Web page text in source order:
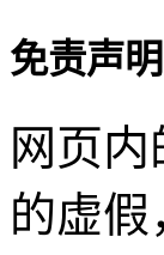
免责声明
网页
的虚